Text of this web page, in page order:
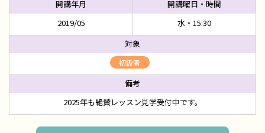
2019/05 水・15:30
初級者
2025年も絶賛レッスン見学受付中です。